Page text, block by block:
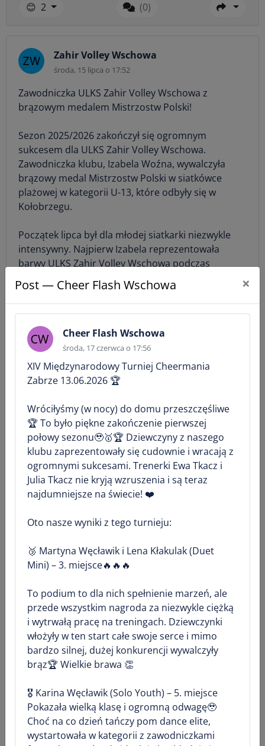
😊 2 (0)
Zahir Volley Wschowa
środa, 15 lipca o 17:52
Zawodniczka ULKS Zahir Volley Wschowa z
brązowym medalem Mistrzostw Polski!
Sezon 2025/2026 zakończył się ogromnym
sukcesem dla ULKS Zahir Volley Wschowa.
Zawodniczka klubu, Izabela Woźna, wywalczyła
brązowy medal Mistrzostw Polski w siatkówce
plażowej w kategorii U-13, które odbyły się w
Kołobrzegu.
Początek lipca był dla młodej siatkarki niezwykle
intensywny. Najpierw Izabela reprezentowała
barwy ULKS Zahir Volley Wschowa podczas
Mistrzostw Polski w minisiatkówce w Gliwicach,
gdzie wspólnie z klubowymi koleżankami zajęła 26.
miejsce w kraju, rywalizując z najlepszymi
Zaledwie kilka dni później ponownie stanęła do
walki o medale – tym razem na piasku. W parze z
zawodniczką UKS SG Kożuchów pokazała świetną
Mistrzostw Polski w siatkówce plażowej w kategorii
U-13.
To kolejny dowód na wysoki poziom szkolenia
prowadzonego w ULKS Zahir Volley Wschowa oraz
potwierdzenie, że ciężka praca zawodniczek i
trenerów przynosi wymierne efekty. Zakończenie
medalem Mistrzostw Polski na plaży jest powodem
Serdecznie gratulujemy Izabeli oraz wszystkim,
kolejnych sportowych osiągnięć w nadchodzącym
sezonie!
Post — Cheer Flash Wschowa ×
Cheer Flash Wschowa
środa, 17 czerwca o 17:56
XIV Międzynarodowy Turniej Cheermania
Zabrze 13.06.2026 🏆
​Wróciłyśmy (w nocy) do domu przeszczęśliwe
🏆 To było piękne zakończenie pierwszej
połowy sezonu🥹🥇🏆 Dziewczyny z naszego
klubu zaprezentowały się cudownie i wracają z
ogromnymi sukcesami. Trenerki Ewa Tkacz i
Julia Tkacz nie kryją wzruszenia i są teraz
najdumniejsze na świecie! ❤️
Oto nasze wyniki z tego turnieju:
​🥉 Martyna Węcławik i Lena Kłakulak (Duet
Mini) – 3. miejsce🔥🔥🔥
To podium to dla nich spełnienie marzeń, ale
przede wszystkim nagroda za niezwykle ciężką
i wytrwałą pracę na treningach. Dziewczynki
włożyły w ten start całe swoje serce i mimo
bardzo silnej, dużej konkurencji wywalczyły
brąz🏆 Wielkie brawa 👏
🎖️ Karina Węcławik (Solo Youth) – 5. miejsce
Pokazała wielką klasę i ogromną odwagę🥹
Choć na co dzień tańczy pom dance elite,
wystartowała w kategorii z zawodniczkami